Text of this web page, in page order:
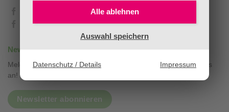
Alle ablehnen
Auswahl speichern
Datenschutz / Details Impressum
@diebachbluetenpraxis
@babluemchen
Newsletter mit Aktionen & Gesundheitstipps
Melden Sie sich hier zu unseren kostenlosen Gesundheitsnews
an!
Newsletter abonnieren